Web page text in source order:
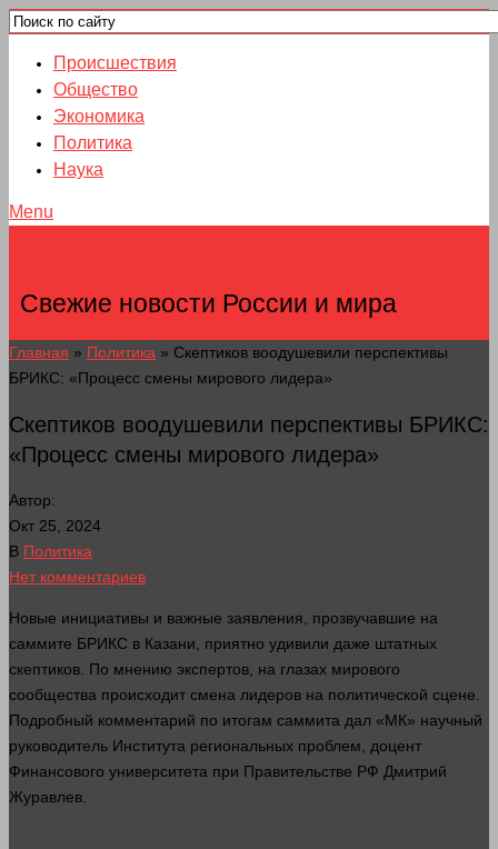
Происшествия
Общество
Экономика
Политика
Наука
Menu
Свежие новости России и мира
Главная » Политика » Скептиков воодушевили перспективы
БРИКС: «Процесс смены мирового лидера»
Скептиков воодушевили перспективы БРИКС:
«Процесс смены мирового лидера»
Автор:
Окт 25, 2024
В Политика
Нет комментариев
Новые инициативы и важные заявления, прозвучавшие на
саммите БРИКС в Казани, приятно удивили даже штатных
скептиков. По мнению экспертов, на глазах мирового
сообщества происходит смена лидеров на политической сцене.
Подробный комментарий по итогам саммита дал «МК» научный
руководитель Института региональных проблем, доцент
Финансового университета при Правительстве РФ Дмитрий
Журавлев.